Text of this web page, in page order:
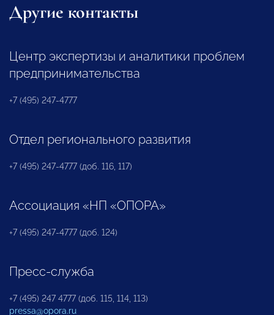
Другие контакты
Центр экспертизы и аналитики проблем
предпринимательства
+7 (495) 247-4777
Отдел регионального развития
+7 (495) 247-4777 (доб. 116, 117)
Ассоциация «НП «ОПОРА»
+7 (495) 247-4777 (доб. 124)
Пресс-служба
+7 (495) 247 4777 (доб. 115, 114, 113)
pressa@opora.ru